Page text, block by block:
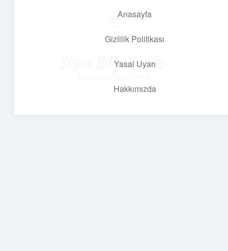
Anasayfa
Gizlilik Politikası
Yasal Uyarı
Hakkımızda
Süper Bilgi Durağı